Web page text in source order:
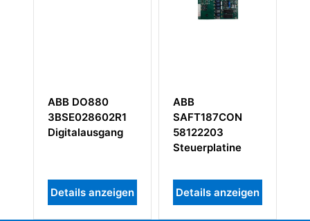
ABB DO880
3BSE028602R1
Digitalausgang
Details anzeigen
ABB
SAFT187CON
58122203
Steuerplatine
Details anzeigen